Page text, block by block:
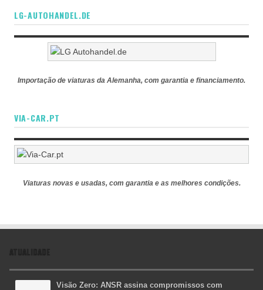
LG-AUTOHANDEL.DE
Importação de viaturas da Alemanha, com garantia e financiamento.
VIA-CAR.PT
Viaturas novas e usadas, com garantia e as melhores condições.
ATUALIDADE
Visão Zero: ANSR assina compromissos com